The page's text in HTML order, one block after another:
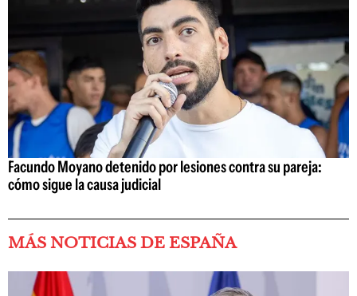
Facundo Moyano detenido por lesiones contra su pareja:
cómo sigue la causa judicial
MÁS NOTICIAS DE ESPAÑA